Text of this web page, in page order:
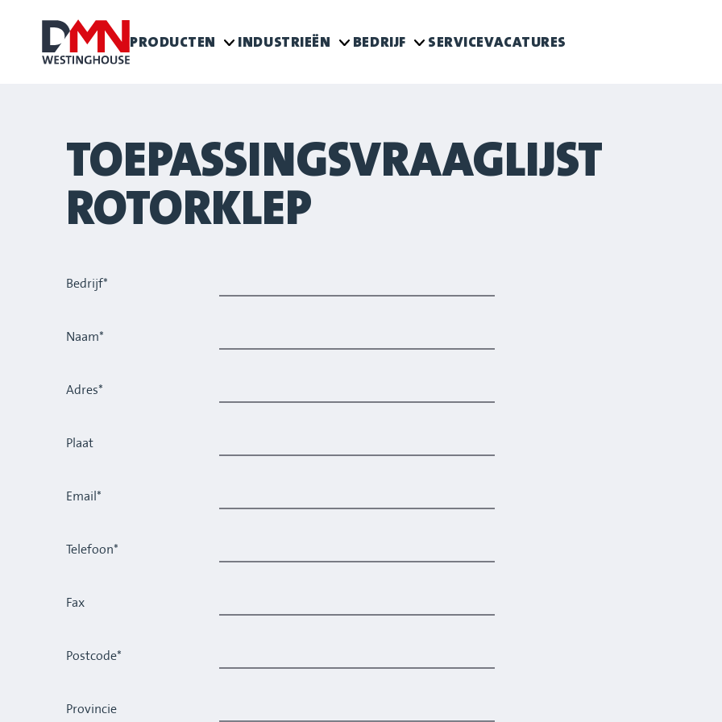
PRODUCTEN INDUSTRIEËN BEDRIJF SERVICEVACATURES
TOEPASSINGSVRAAGLIJST
ROTORKLEP
Bedrijf*
Naam*
Adres*
Plaat
Email*
Telefoon*
Fax
Postcode*
Provincie